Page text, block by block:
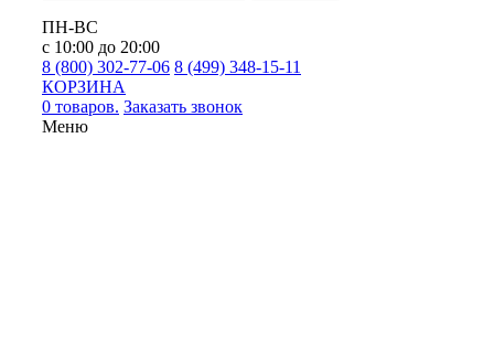
ПН-ВС
с 10:00 до 20:00
8 (800) 302-77-06 8 (499) 348-15-11
КОРЗИНА
0 товаров. Заказать звонок
Меню